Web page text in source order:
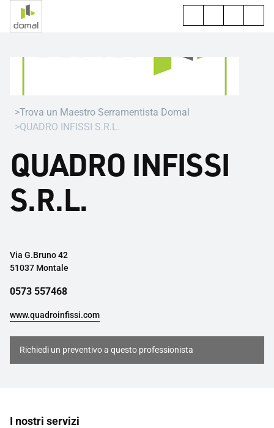
Trova un Maestro Serramentista Domal
QUADRO INFISSI S.R.L.
QUADRO INFISSI
S.R.L.
Via G.Bruno 42
51037 Montale
0573 557468
www.quadroinfissi.com
Richiedi un preventivo a questo professionista
I nostri servizi